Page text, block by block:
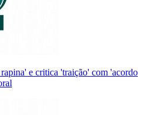
e critica 'traição' com 'acordo